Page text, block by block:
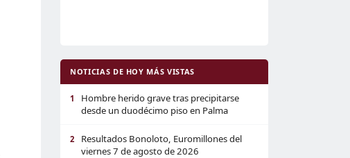
NOTICIAS DE HOY MÁS VISTAS
1
Hombre herido grave tras precipitarse
desde un duodécimo piso en Palma
2
Resultados Bonoloto, Euromillones del
viernes 7 de agosto de 2026